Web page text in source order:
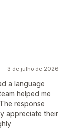
3 de julho de 2026
a language
helped me
response
appreciate their